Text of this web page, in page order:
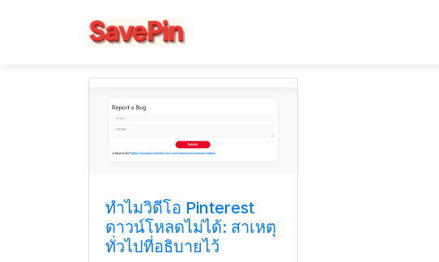
ทำไมวิดีโอ Pinterest
ดาวน์โหลดไม่ได้: สาเหตุ
ทั่วไปที่อธิบายไว้